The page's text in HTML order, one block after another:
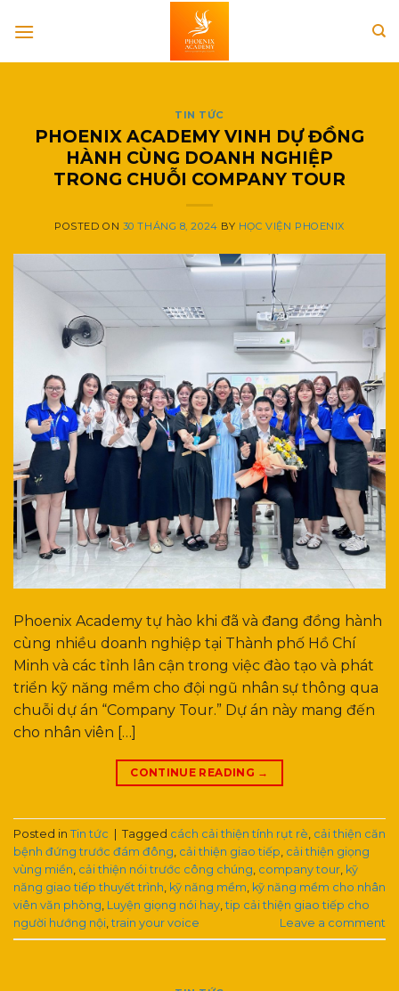
TIN TỨC
PHOENIX ACADEMY VINH DỰ ĐỒNG
HÀNH CÙNG DOANH NGHIỆP
TRONG CHUỖI COMPANY TOUR
POSTED ON 30 THÁNG 8, 2024 BY HỌC VIỆN PHOENIX
Phoenix Academy tự hào khi đã và đang đồng hành
cùng nhiều doanh nghiệp tại Thành phố Hồ Chí
Minh và các tỉnh lân cận trong việc đào tạo và phát
triển kỹ năng mềm cho đội ngũ nhân sự thông qua
chuỗi dự án “Company Tour.” Dự án này mang đến
cho nhân viên […]
CONTINUE READING →
Posted in Tin tức Tagged cách cải thiện tính rụt rè cải thiện căn
bệnh đứng trước đám đông cải thiện giao tiếp cải thiện giọng
vùng miền cải thiện nói trước công chúng company tour kỹ
năng giao tiếp thuyết trình kỹ năng mềm kỹ năng mềm cho nhân
viên văn phòng Luyện giọng nói hay ,tip cải thiện giao tiếp cho
người hướng nội ,train your voice Leave a comment